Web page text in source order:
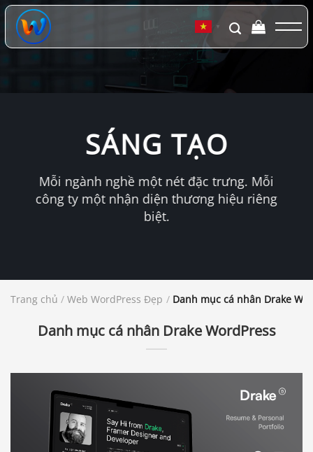
Chuyển
đến
dung
▼
SÁNG TẠO
Mỗi ngành nghề một nét đặc trưng. Mỗi
công ty một nhận diện thương hiệu riêng
biệt.
Trang chủ / Web WordPress Đẹp / Danh mục cá nhân Drake
Danh mục cá nhân Drake WordPress